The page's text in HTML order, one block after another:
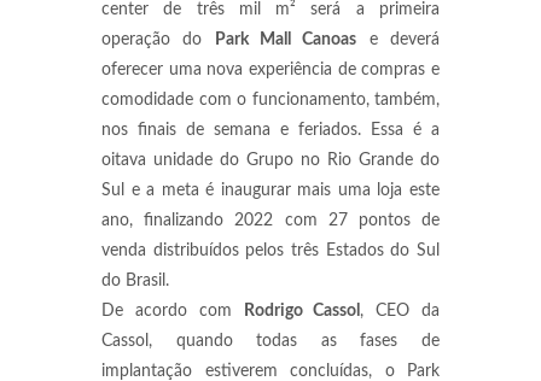
center de três mil m² será a primeira
operação do
Park Mall Canoas e deverá
oferecer uma nova experiência de compras e
comodidade com o funcionamento, também,
nos finais de semana e feriados. Essa é a
oitava unidade do Grupo no Rio Grande do
Sul e a meta é inaugurar mais uma loja este
ano, finalizando 2022 com 27 pontos de
venda distribuídos pelos três Estados do Sul
do Brasil.
De acordo com
Rodrigo Cassol , CEO da
Cassol, quando todas as fases de
implantação estiverem concluídas, o Park